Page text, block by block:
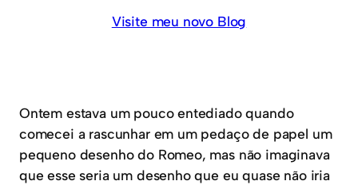
Visite meu novo Blog
Ontem estava um pouco entediado quando
comecei a rascunhar em um pedaço de papel um
pequeno desenho do Romeo, mas não imaginava
que esse seria um desenho que eu quase não iria